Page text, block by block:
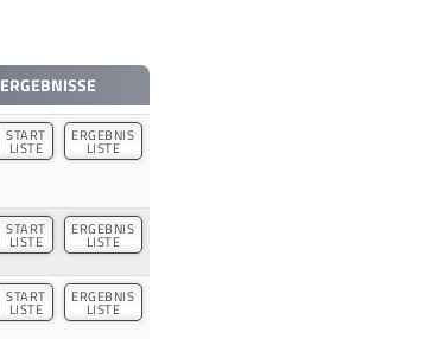
ERGEBNISSE
START
LISTE
ERGEBNIS
LISTE
START
LISTE
ERGEBNIS
LISTE
START
LISTE
ERGEBNIS
LISTE